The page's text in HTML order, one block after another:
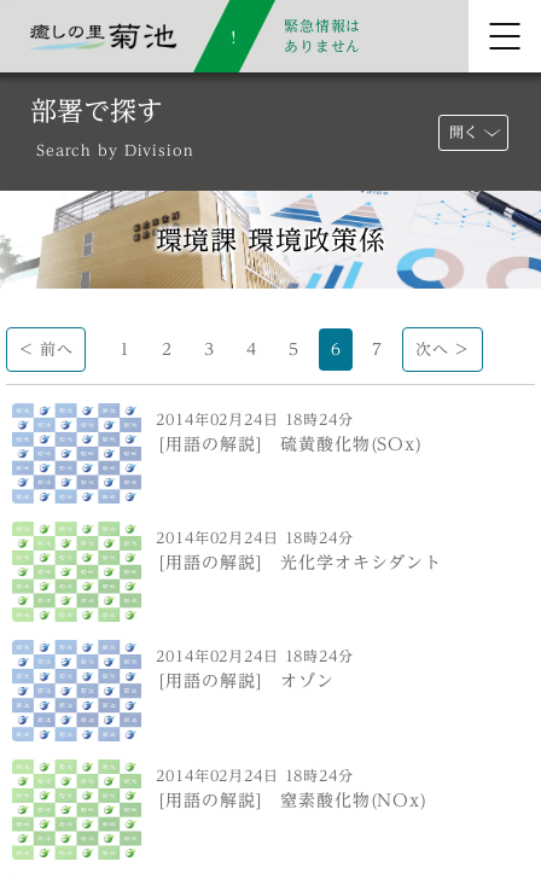
緊急情報は
ありません
部署で探す
Search by Division
開く
環境課 環境政策係
< 前へ 1 2 3 4 5 6 7 次へ >
2014年02月24日 18時24分
[用語の解説] 硫黄酸化物(SOx)
2014年02月24日 18時24分
[用語の解説] 光化学オキシダント
2014年02月24日 18時24分
[用語の解説] オゾン
2014年02月24日 18時24分
[用語の解説] 窒素酸化物(NOx)